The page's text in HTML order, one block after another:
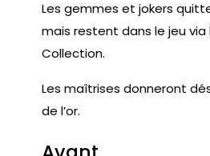
Les gemmes et jokers
mais restent dans le jeu via
Collection.
Les maîtrises donneront
de l’or.